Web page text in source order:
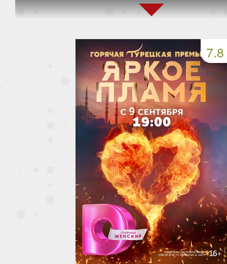
45 серия
46 серия
47 серия
50 серия
51 серия
54 серия
55 серия
58 серия
59 серия
62 серия
63 серия
66 серия
67 серия
70 серия
71 серия
74 серия
75 серия
78 серия
79 серия
82 серия
83 серия
7.8